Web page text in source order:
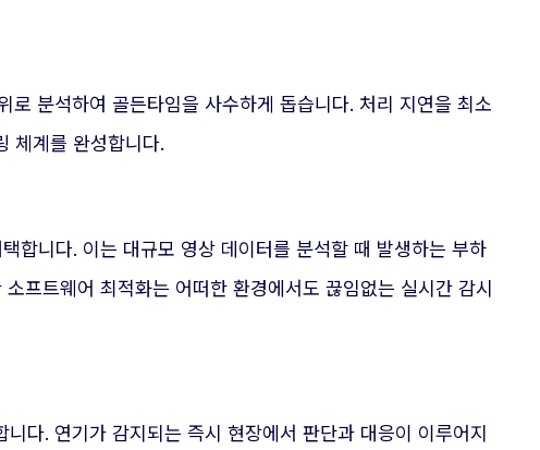
분석하여 골든타임을 사수하게 돕습니다. 처리 지연을 최소
체계를 완성합니다.
합니다. 이는 대규모 영상 데이터를 분석할 때 발생하는 부하
프트웨어 최적화는 어떠한 환경에서도 끊임없는 실시간 감시
다. 연기가 감지되는 즉시 현장에서 판단과 대응이 이루어지